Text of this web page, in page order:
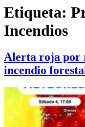
Etiqueta:
Incendios
Alerta roja por
incendio